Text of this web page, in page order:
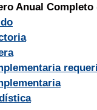
Anual Completo